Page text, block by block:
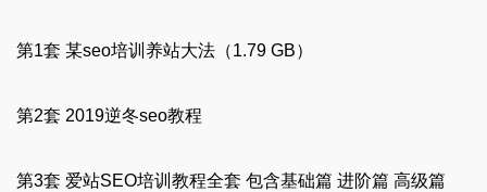
第1套 某seo培训养站大法（1.79 GB）
第2套 2019逆冬seo教程
第3套 爱站SEO培训教程全套 包含基础篇 进阶篇 高级篇